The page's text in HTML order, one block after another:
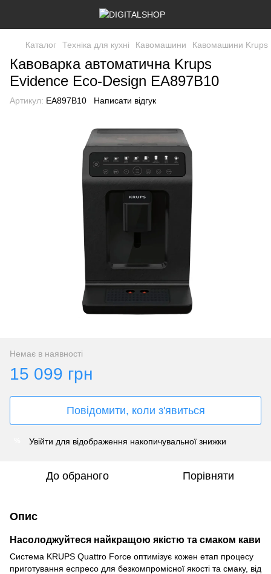
Каталог Техніка для кухні Кавомашини Кавомашини Krups
Кавоварка автоматична Krups
Evidence Eco-Design EA897B10
Артикул: EA897B10 Написати відгук
Немає в наявності
15 099 грн
Повідомити, коли з'явиться
Увійти для відображення накопичувальної знижки
До обраного Порівняти
Опис
Насолоджуйтеся найкращою якістю та смаком кави
Система KRUPS Quattro Force оптимізує кожен етап процесу
приготування еспресо для безкомпромісної якості та смаку, від